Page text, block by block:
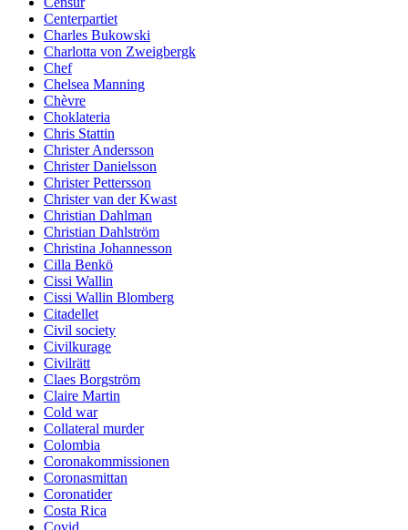
Centerpartiet
Charles Bukowski
Charlotta von Zweigbergk
Chef
Chelsea Manning
Chèvre
Choklateria
Chris Stattin
Christer Andersson
Christer Danielsson
Christer Pettersson
Christer van der Kwast
Christian Dahlman
Christian Dahlström
Christina Johannesson
Cilla Benkö
Cissi Wallin
Cissi Wallin Blomberg
Citadellet
Civil society
Civilkurage
Civilrätt
Claes Borgström
Claire Martin
Cold war
Collateral murder
Colombia
Coronakommissionen
Coronasmittan
Coronatider
Costa Rica
Covid